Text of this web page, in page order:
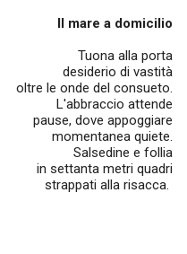
Il mare a domicilio
Tuona alla porta
desiderio di vastità
oltre le onde del consueto.
L'abbraccio attende
pause, dove appoggiare
momentanea quiete.
Salsedine e follia
in settanta metri quadri
strappati alla risacca.